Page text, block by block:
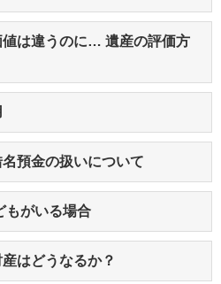
値は違うのに… 遺産の評価方
預金の扱いについて
もがいる場合
はどうなるか？